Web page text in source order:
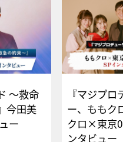
～救命
今田美
ュー
『マジプロ
ー、ももク
クロ×東京
ンタビュー